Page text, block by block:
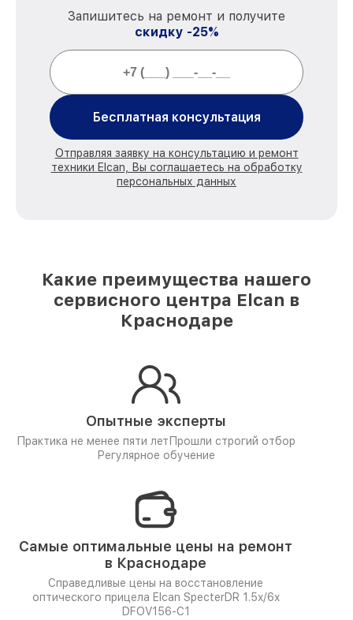
Запишитесь на ремонт и получите
скидку -25%
Бесплатная консультация
Отправляя заявку на консультацию и ремонт
техники Elcan, Вы соглашаетесь на обработку
персональных данных
Какие преимущества нашего
сервисного центра Elcan в
Краснодаре
Опытные эксперты
Практика не менее пяти лет Прошли строгий отбор
Регулярное обучение
Самые оптимальные цены на ремонт
в Краснодаре
Справедливые цены на восстановление
оптического прицела Elcan SpecterDR 1.5x/6x
DFOV156-C1